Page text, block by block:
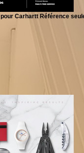
Carhartt Référence